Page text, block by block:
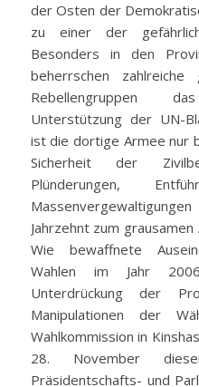
der Osten der
zu einer der
Besonders in den
beherrschen zahlreiche
Rebellengruppen
Unterstützung der UN-
ist die dortige Armee nur
Sicherheit der
Plünderungen,
Jahrzehnt zum
Wie bewaffnete
Wahlen im Jahr
Unterdrückung der
Manipulationen der
Wahlkommission in
28. November
Präsidentschafts- und